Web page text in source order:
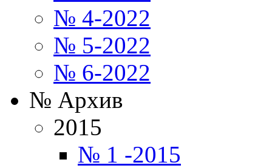
№ 4-2022
№ 5-2022
№ 6-2022
№ Архив
2015
№ 1 -2015